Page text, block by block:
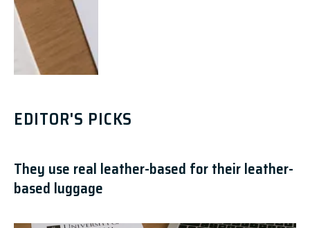
EDITOR'S PICKS
They use real leather-based for their leather-
based luggage